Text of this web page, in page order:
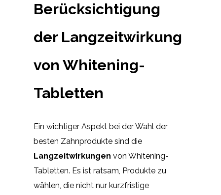
Berücksichtigung
der Langzeitwirkung
von Whitening-
Tabletten
Ein wichtiger Aspekt bei der Wahl der
besten Zahnprodukte sind die
Langzeitwirkungen von Whitening-
Tabletten. Es ist ratsam, Produkte zu
wählen, die nicht nur kurzfristige